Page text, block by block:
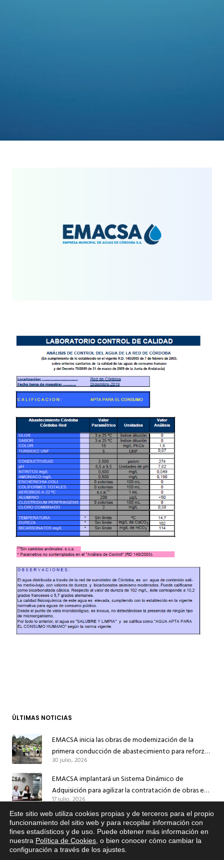
ÚLTIMAS NOTICIAS
EMACSA inicia las obras de modernización de la
primera conducción de abastecimiento para reforzar
el suministro de agua de Córdoba
30 julio, 2026
EMACSA implantará un Sistema Dinámico de
Adquisición para agilizar la contratación de obras en
sus redes e instalaciones
17 julio, 2026
EMACSA inicia hoy las obras de una nueva arteria de
abastecimiento y una red de agua no potable en
Ingeniero Ruiz de Azúa
13 julio, 2026
Caracterización ZA Córdoba Red Quemadas- 1ª Sem
Este sitio web utiliza cookies propias y de terceros para el propio
funcionamiento del sitio web y para recopilar información con
fines estadísticos y de uso. Puede obtener más información en
nuestra Política de Cookies , o bien conocer cómo cambiar la
configuración a través de los ajustes
Si tiene cualquier duda sobre
EMACSA, haga click abajo.